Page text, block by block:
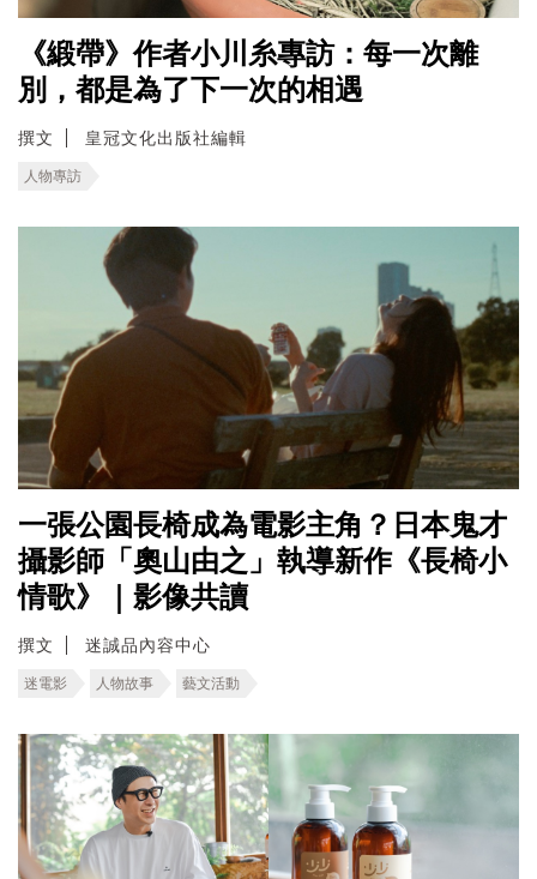
《緞帶》作者小川糸專訪：每一次離
別，都是為了下一次的相遇
撰文 皇冠文化出版社編輯
人物專訪
一張公園長椅成為電影主角？日本鬼才
攝影師「奧山由之」執導新作《長椅小
情歌》｜影像共讀
撰文 迷誠品內容中心
迷電影 人物故事 藝文活動